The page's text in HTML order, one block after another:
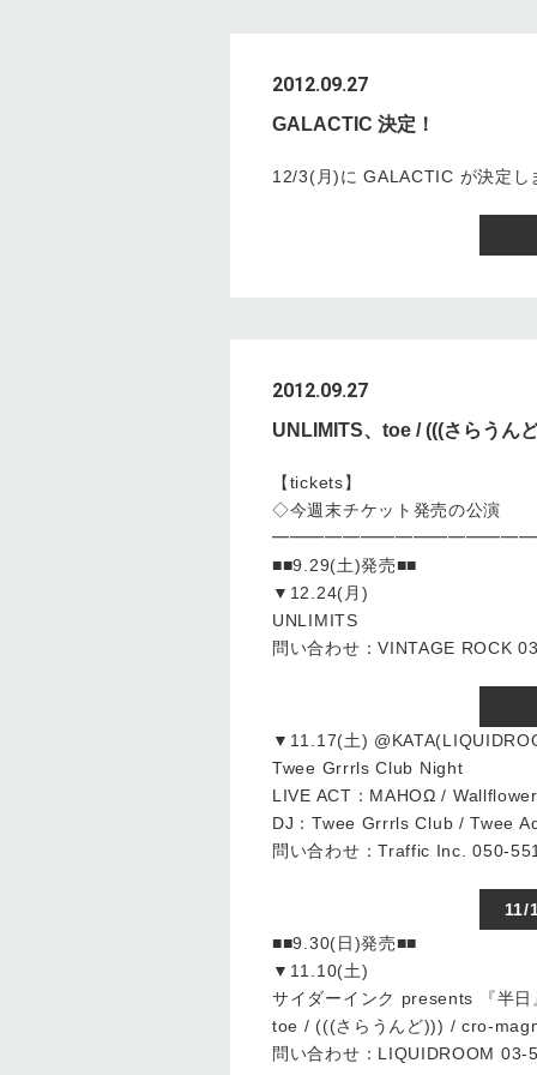
2012.09.27
GALACTIC 決定！
12/3(月)に GALACTIC が決定し
2012.09.27
UNLIMITS、toe / (((さらうん
【tickets】
◇今週末チケット発売の公演
■■9.29(土)発売■■
▼12.24(月)
UNLIMITS
問い合わせ：VINTAGE ROCK
▼11.17(土)
Twee Grrrls Club Night
LIVE ACT：MAHOΩ /
DJ：Twee Grrrls Club / Twee
問い合わせ：Traffic Inc. 050-
11/
■■9.30(日)発売■■
▼11.10(土)
サイダーインク presents 『半
toe / (((さらうんど))) / cro-
問い合わせ：LIQUIDROOM 03-